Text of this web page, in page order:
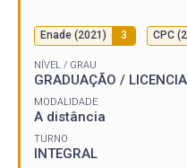
Enade (2021) 3 CPC
NÍVEL / GRAU
GRADUAÇÃO /
MODALIDADE
A distância
TURNO
INTEGRAL